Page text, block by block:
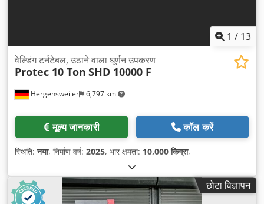
1 / 13
Hergensweiler 6,797 km
वेल्डिंग टर्नटेबल, उठाने वाला घूर्णन उपकरण
Protec 10 Ton SHD 10000 F
मूल्य जानकारी कॉल करें
स्थिति:नया, निर्माण वर्ष: 2025, भार क्षमता: 10,000 किग्रा,
छोटा विज्ञापन